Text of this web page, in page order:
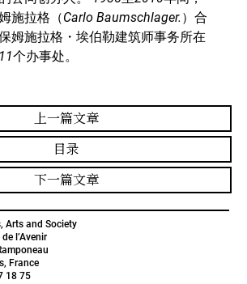
施拉格（Carlo Baumschlager.）合
姆施拉格・埃伯勒建筑师事务所在
个办事处。
上一篇文章
目录
下一篇文章
Arts and Society
l’Avenir
France
18 75